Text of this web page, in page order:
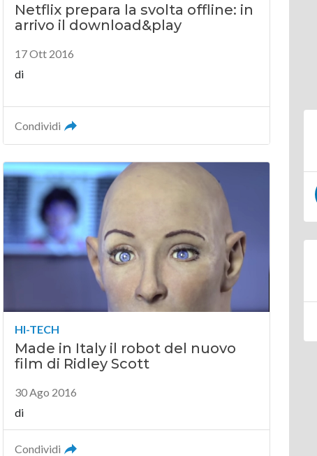
Netflix prepara la svolta offline: in
arrivo il download&play
17 Ott 2016
di
Condividi
HI-TECH
Made in Italy il robot del nuovo
film di Ridley Scott
30 Ago 2016
di
Condividi